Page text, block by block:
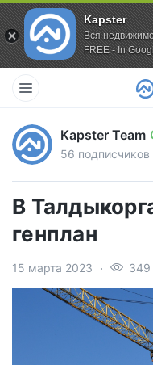
Kapster
Вся
FREE - In
Kapster Team
56 подписчиков
В
генплан
15 марта 2023 349